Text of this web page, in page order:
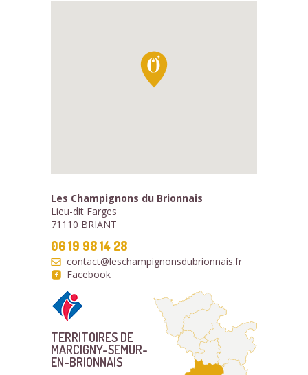
Les Champignons du Brionnais
Lieu-dit Farges
71110 BRIANT
06 19 98 14 28
contact@leschampignonsdubrionnais.fr
Facebook
TERRITOIRES DE
MARCIGNY-SEMUR-
EN-BRIONNAIS